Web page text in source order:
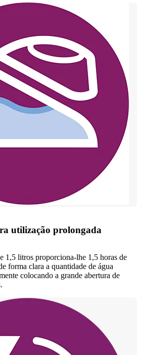
utilização prolongada
1,5 litros proporciona-lhe 1,5 horas de
forma clara a quantidade de água
colocando a grande abertura de